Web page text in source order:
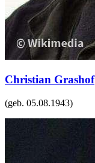
Christian Grashof
(geb. 05.08.1943)